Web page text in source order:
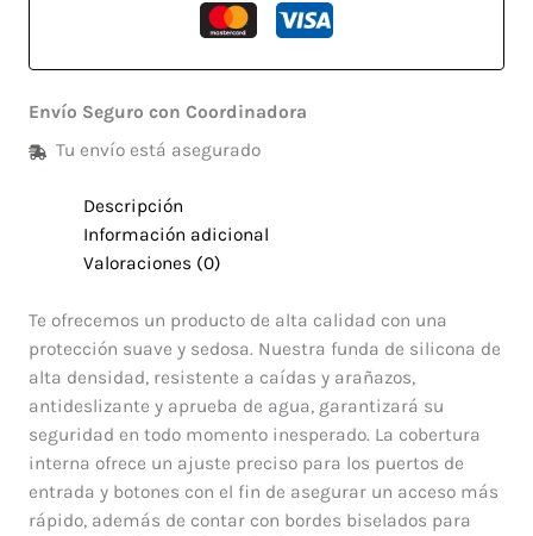
Envío Seguro con Coordinadora
Tu envío está asegurado
Descripción
Información adicional
Valoraciones (0)
Te ofrecemos un producto de alta calidad con una
protección suave y sedosa. Nuestra funda de silicona de
alta densidad, resistente a caídas y arañazos,
antideslizante y aprueba de agua, garantizará su
seguridad en todo momento inesperado. La cobertura
interna ofrece un ajuste preciso para los puertos de
entrada y botones con el fin de asegurar un acceso más
rápido, además de contar con bordes biselados para